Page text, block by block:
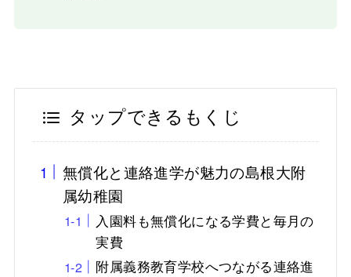
タップできるもくじ
無償化と連絡進学が魅力の島根大附
属幼稚園
入園料も無償化になる学費と毎月の
実費
附属義務教育学校へつながる連絡進